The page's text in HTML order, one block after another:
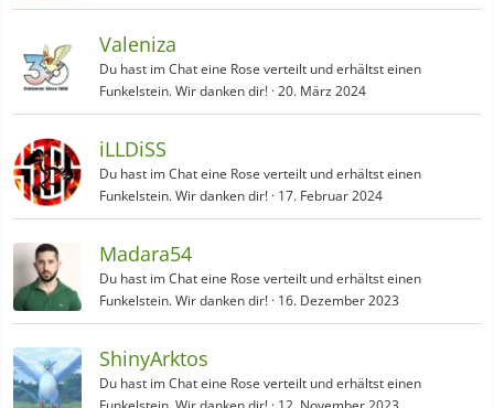
Valeniza
Du hast im Chat eine Rose verteilt und erhältst einen
Funkelstein. Wir danken dir! 20. März 2024
iLLDiSS
Du hast im Chat eine Rose verteilt und erhältst einen
Funkelstein. Wir danken dir! 17. Februar 2024
Madara54
Du hast im Chat eine Rose verteilt und erhältst einen
Funkelstein. Wir danken dir! 16. Dezember 2023
ShinyArktos
Du hast im Chat eine Rose verteilt und erhältst einen